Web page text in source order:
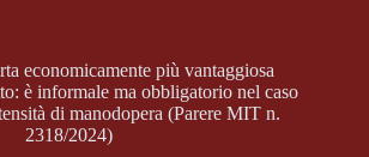
economicamente più vantaggiosa
è informale ma obbligatorio nel caso
di manodopera (Parere MIT n.
2318/2024)